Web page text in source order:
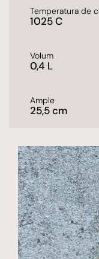
Temperatura de
1025 C
Volum
0,4 L
Ample
25,5 cm